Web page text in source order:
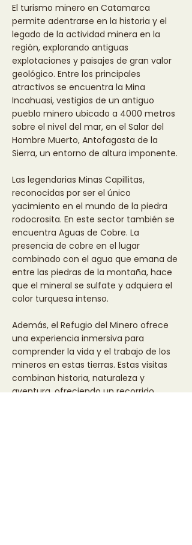
El turismo minero en Catamarca
permite adentrarse en la historia y el
legado de la actividad minera en la
región, explorando antiguas
explotaciones y paisajes de gran valor
geológico. Entre los principales
atractivos se encuentra la Mina
Incahuasi, vestigios de un antiguo
pueblo minero ubicado a 4000 metros
sobre el nivel del mar, en el Salar del
Hombre Muerto, Antofagasta de la
Sierra, un entorno de altura imponente.
Las legendarias Minas Capillitas,
reconocidas por ser el único
yacimiento en el mundo de la piedra
rodocrosita. En este sector también se
encuentra Aguas de Cobre. La
presencia de cobre en el lugar
combinado con el agua que emana de
entre las piedras de la montaña, hace
que el mineral se sulfate y adquiera el
color turquesa intenso.
Además, el Refugio del Minero ofrece
una experiencia inmersiva para
comprender la vida y el trabajo de los
mineros en estas tierras. Estas visitas
combinan historia, naturaleza y
aventura, ofreciendo un recorrido